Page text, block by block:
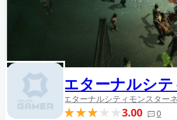
エターナルシ
エターナルシティ モンスター
3.00 0